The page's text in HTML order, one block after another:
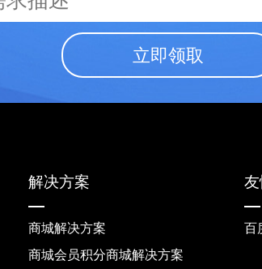
立即领取
解决方案
商城解决方案
商城会员积分商城解决方案
百